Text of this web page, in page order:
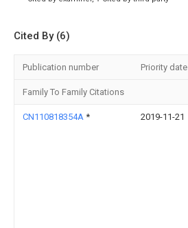
Cited By (6)
Publication number Priority date
Family To Family Citations
CN110818354A * 2019-11-21